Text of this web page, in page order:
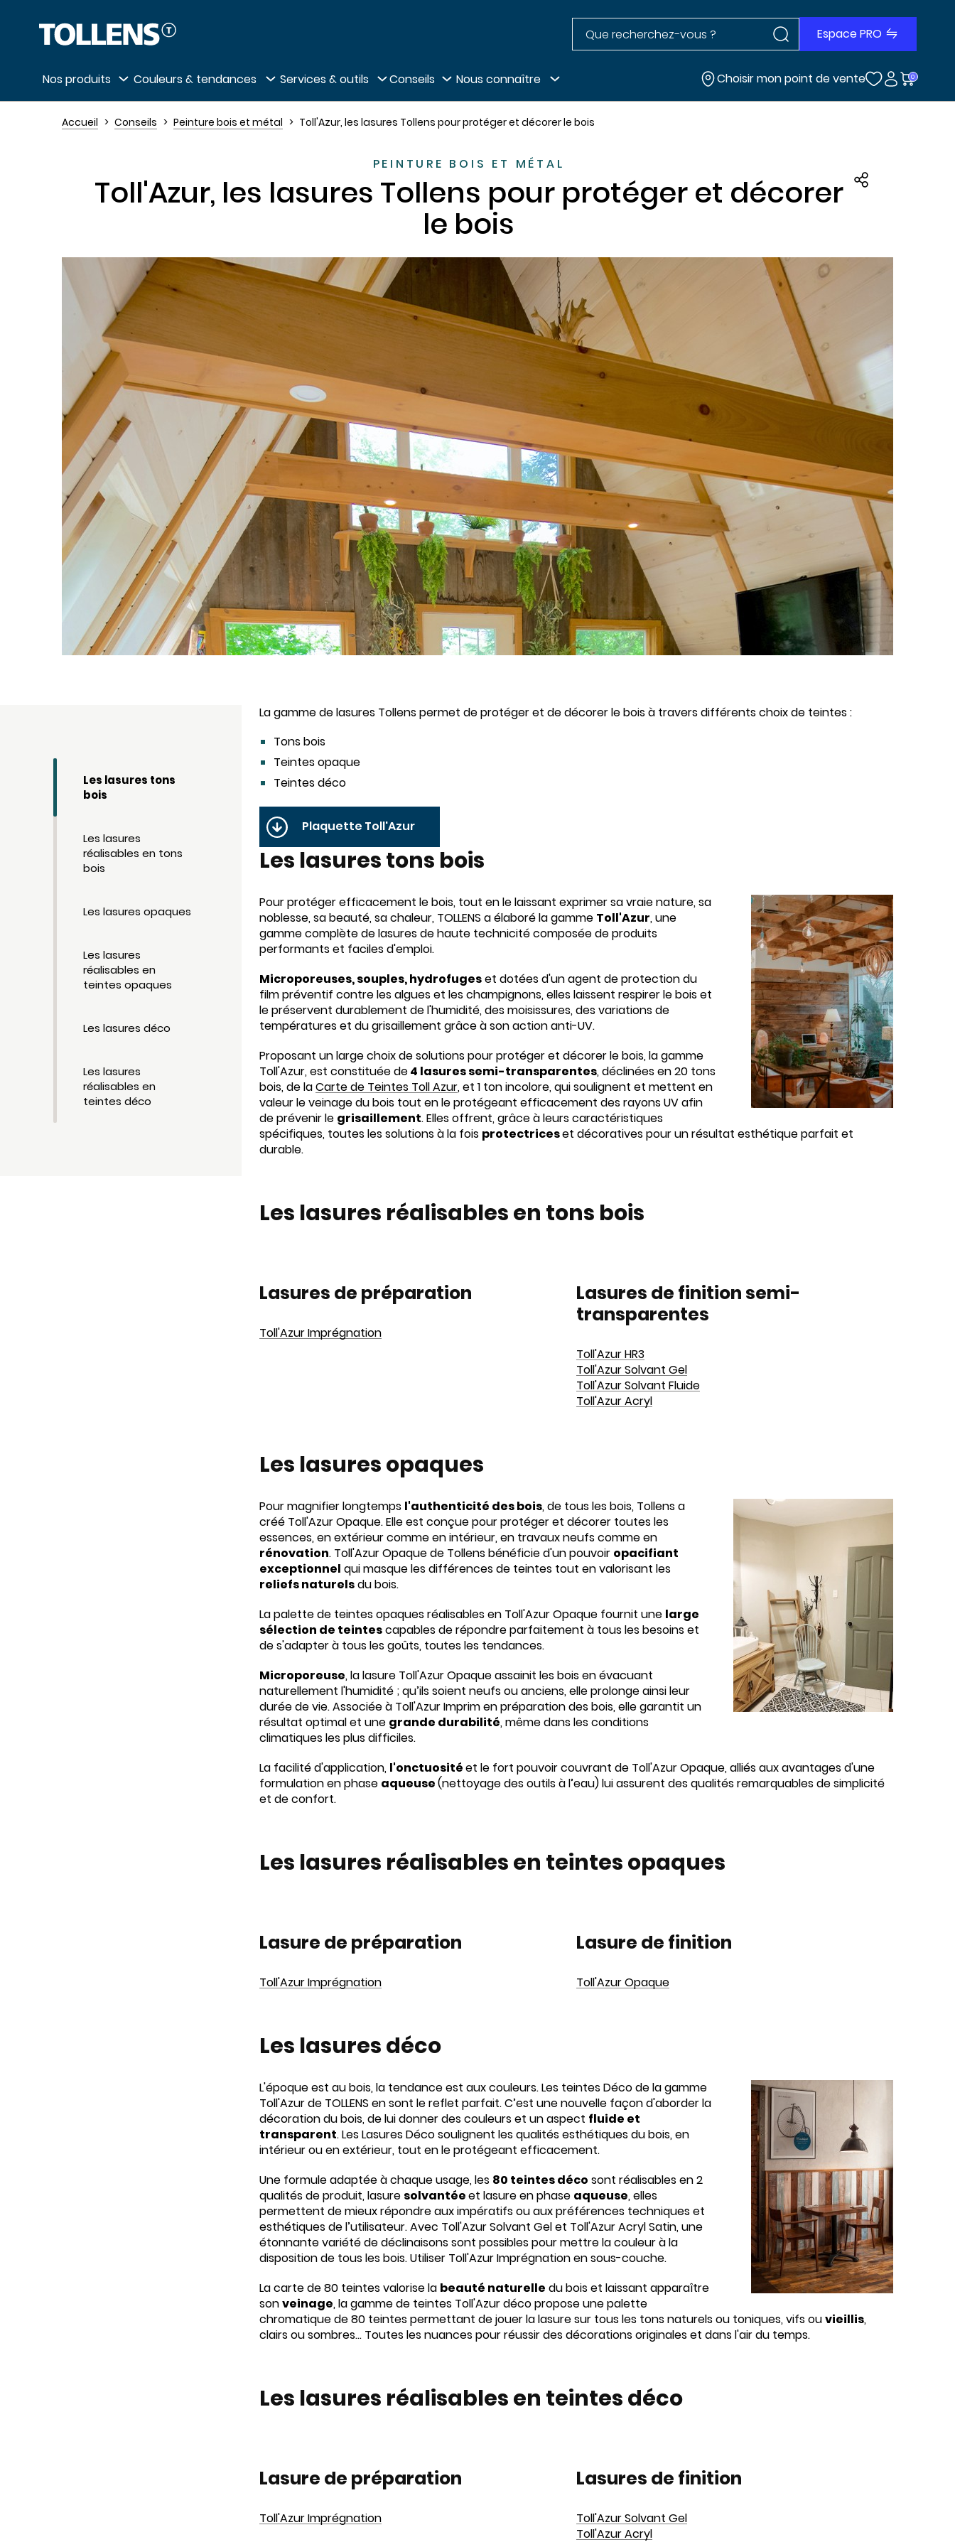
Passer la liste des magasins et aller au pied de page Rechercher dans le site Rechercher dans le site
Espace PRO
Nos produits Couleurs & tendances Services & outils Conseils Nous connaître Choisir mon point de vente 0
Accueil Conseils Peinture bois et métal Toll'Azur, les lasures Tollens pour protéger et décorer le bois
PEINTURE BOIS ET MÉTAL
Toll'Azur, les lasures Tollens pour protéger et décorer
le bois
Les lasures tons
bois
Les lasures
réalisables en tons
bois
Les lasures opaques
Les lasures
réalisables en
teintes opaques
Les lasures déco
Les lasures
réalisables en
teintes déco
La gamme de lasures Tollens permet de protéger et de décorer le bois à travers différents choix de teintes :
Tons bois
Teintes opaque
Teintes déco
Plaquette Toll'Azur
Les lasures tons bois
Pour protéger efficacement le bois, tout en le laissant exprimer sa vraie nature, sa
noblesse, sa beauté, sa chaleur, TOLLENS a élaboré la gamme Toll'Azur, une
gamme complète de lasures de haute technicité composée de produits
performants et faciles d'emploi.
Microporeuses, souples, hydrofugeset dotées d'un agent de protection du
film préventif contre les algues et les champignons, elles laissent respirer le bois et
le préservent durablement de l'humidité, des moisissures, des variations de
températures et du grisaillement grâce à son action anti-UV.
Proposant un large choix de solutions pour protéger et décorer le bois, la gamme
Toll'Azur, est constituée de4 lasures semi-transparentes, déclinées en 20 tons
bois, de laCarte de Teintes Toll Azur, et 1 ton incolore, qui soulignent et mettent en
valeur le veinage du bois tout en le protégeant efficacement des rayons UV afin
de prévenir le grisaillement. Elles offrent, grâce à leurs caractéristiques
spécifiques, toutes les solutions à la fois protectriceset décoratives pour un résultat esthétique parfait et
durable.
Les lasures réalisables en tons bois
Lasures de préparation
Toll'Azur Imprégnation
Lasures de finition semi-
transparentes
Toll'Azur HR3
Toll'Azur Solvant Gel
Toll'Azur Solvant Fluide
Toll'Azur Acryl
Les lasures opaques
Pour magnifier longtemps l'authenticité des bois, de tous les bois, Tollens a
créé Toll'Azur Opaque. Elle est conçue pour protéger et décorer toutes les
essences, en extérieur comme en intérieur, en travaux neufs comme en
rénovation. Toll'Azur Opaque de Tollens bénéficie d'un pouvoir opacifiant
exceptionnel qui masque les différences de teintes tout en valorisant les
reliefs naturelsdu bois.
La palette de teintes opaques réalisables en Toll'Azur Opaque fournit une large
sélection de teintescapables de répondre parfaitement à tous les besoins et
de s'adapter à tous les goûts, toutes les tendances.
Microporeuse, la lasure Toll'Azur Opaque assainit les bois en évacuant
naturellement l'humidité ; qu’ils soient neufs ou anciens, elle prolonge ainsi leur
durée de vie. Associée à Toll'Azur Imprim en préparation des bois, elle garantit un
résultat optimal et une grande durabilité, même dans les conditions
climatiques les plus difficiles.
La facilité d'application, l'onctuositéet le fort pouvoir couvrant de Toll'Azur Opaque, alliés aux avantages d'une
formulation en phase aqueuse(nettoyage des outils à l’eau) lui assurent des qualités remarquables de simplicité
et de confort.
Les lasures réalisables en teintes opaques
Lasure de préparation
Toll'Azur Imprégnation
Lasure de finition
Toll'Azur Opaque
Les lasures déco
L'époque est au bois, la tendance est aux couleurs. Les teintes Déco de la gamme
Toll'Azur de TOLLENS en sont le reflet parfait. C’est une nouvelle façon d'aborder la
décoration du bois, de lui donner des couleurs et un aspect fluide et
transparent. Les Lasures Déco soulignent les qualités esthétiques du bois, en
intérieur ou en extérieur, tout en le protégeant efficacement.
Une formule adaptée à chaque usage, les 80 teintes déco sont réalisables en 2
qualités de produit, lasure solvantéeet lasure en phase aqueuse, elles
permettent de mieux répondre aux impératifs ou aux préférences techniques et
esthétiques de l’utilisateur. Avec Toll'Azur Solvant Gel et Toll'Azur Acryl Satin, une
étonnante variété de déclinaisons sont possibles pour mettre la couleur à la
disposition de tous les bois. Utiliser Toll'Azur Imprégnation en sous-couche.
La carte de 80 teintes valorise la beauté naturelle du bois et laissant apparaître
sonveinage, la gamme de teintes Toll'Azur déco propose une palette
chromatique de 80 teintes permettant de jouer la lasure sur tous les tons naturels ou toniques, vifs ouvieillis,
clairs ou sombres… Toutes les nuances pour réussir des décorations originales et dans l'air du temps.
Les lasures réalisables en teintes déco
Lasure de préparation
Toll'Azur Imprégnation
Lasures de finition
Toll'Azur Solvant Gel
Toll'Azur Acryl